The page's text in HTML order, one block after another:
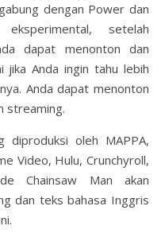
dengan Power dan
setelah
dapat menonton dan
jika Anda ingin tahu lebih
Anda dapat menonton
streaming.
diproduksi oleh MAPPA,
Video, Hulu, Crunchyroll,
Chainsaw Man akan
dan teks bahasa Inggris